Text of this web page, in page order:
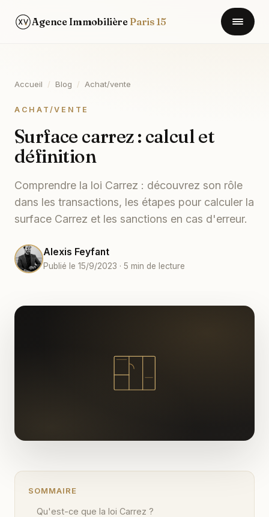
Agence Immobilière Paris 15
Accueil / Blog / Achat/vente
ACHAT/VENTE
Surface carrez : calcul et
définition
Comprendre la loi Carrez : découvrez son rôle
dans les transactions, les étapes pour calculer la
surface Carrez et les sanctions en cas d'erreur.
Alexis Feyfant
Publié le 15/9/2023 · 5 min de lecture
SOMMAIRE
Qu'est-ce que la loi Carrez ?